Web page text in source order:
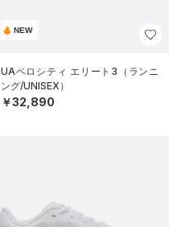
NEW
UAベロシティ エリート3（ランニ
ング/UNISEX）
￥32,890